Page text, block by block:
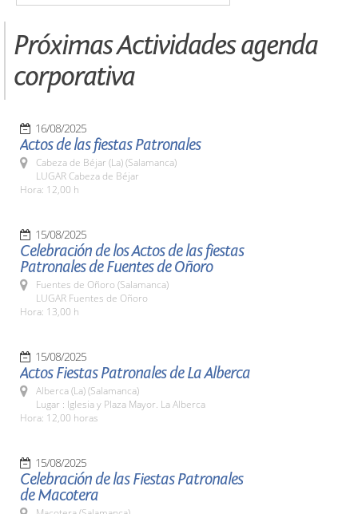
Próximas Actividades agenda
corporativa
16/08/2025
Actos de las fiestas Patronales
Cabeza de Béjar (La) (Salamanca)
LUGAR Cabeza de Béjar
Hora: 12,00 h
15/08/2025
Celebración de los Actos de las fiestas
Patronales de Fuentes de Oñoro
Fuentes de Oñoro (Salamanca)
LUGAR Fuentes de Oñoro
Hora: 13,00 h
15/08/2025
Actos Fiestas Patronales de La Alberca
Alberca (La) (Salamanca)
Lugar : Iglesia y Plaza Mayor. La Alberca
Hora: 12,00 horas
15/08/2025
Celebración de las Fiestas Patronales
de Macotera